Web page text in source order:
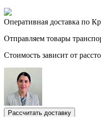
Оперативная доставка по
Отправляем товары
Стоимость зависит от
Рассчитать доставку